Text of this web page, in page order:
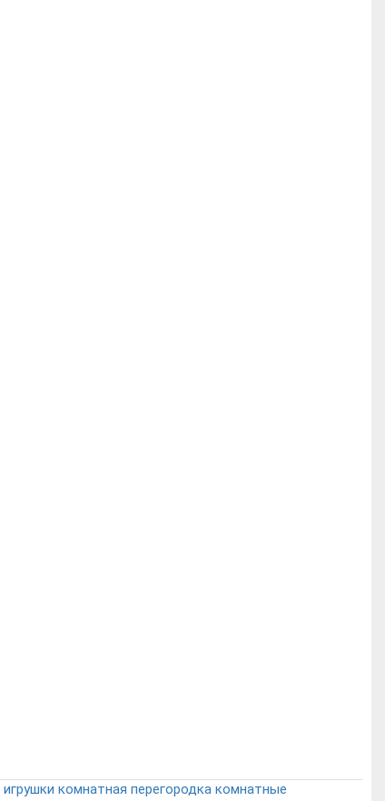
игрушки комнатная перегородка комнатные